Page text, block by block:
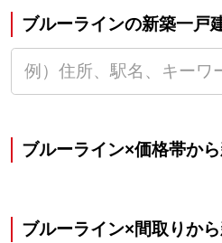
ブルーラインの新築一戸
ブルーライン×価格帯か
ブルーライン×間取りか